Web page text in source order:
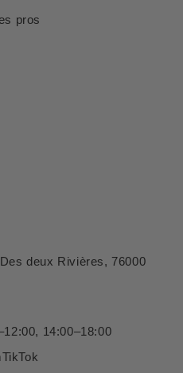
pros
deux Rivières, 76000
14:00–18:00
TikTok